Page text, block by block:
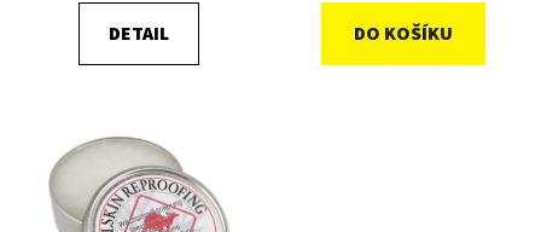
DETAIL DO KOŠÍKU